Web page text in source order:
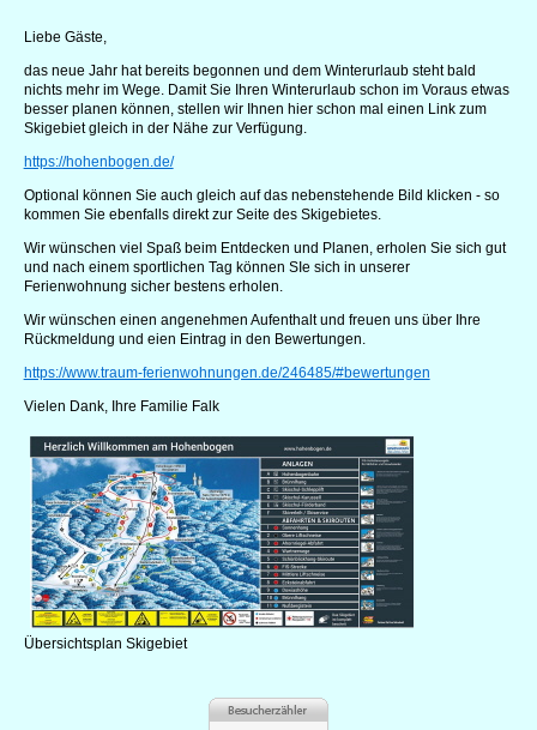
Liebe Gäste,
das neue Jahr hat bereits begonnen und dem Winterurlaub steht bald
nichts mehr im Wege. Damit Sie Ihren Winterurlaub schon im Voraus etwas
besser planen können, stellen wir Ihnen hier schon mal einen Link zum
Skigebiet gleich in der Nähe zur Verfügung.
https://hohenbogen.de/
Optional können Sie auch gleich auf das nebenstehende Bild klicken - so
kommen Sie ebenfalls direkt zur Seite des Skigebietes.
Wir wünschen viel Spaß beim Entdecken und Planen, erholen Sie sich gut
und nach einem sportlichen Tag können SIe sich in unserer
Ferienwohnung sicher bestens erholen.
Wir wünschen einen angenehmen Aufenthalt und freuen uns über Ihre
Rückmeldung und eien Eintrag in den Bewertungen.
https://www.traum-ferienwohnungen.de/246485/#bewertungen
Vielen Dank, Ihre Familie Falk
Übersichtsplan Skigebiet